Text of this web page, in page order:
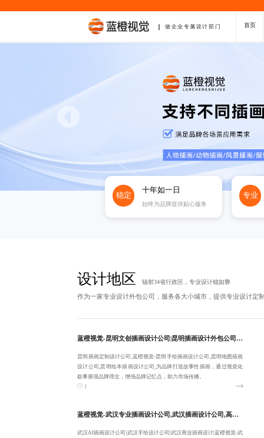
做企业专属设计部门 首页
稳定
十年如一日
始终为品牌提供贴心服务
专业
设计地区 辐射34省行政区，专业设计稳如磐
作为一家专业设计外包公司，服务各大小城市，提供专业设计定
蓝橙视觉-昆明文创插画设计公司|昆明插画设计外包公司|优秀昆明插画定制设计公司|昆明手绘插画设计公司-服务性价比高
昆明插画定制设计公司,蓝橙视觉-昆明手绘插画设计公司,昆明地图插画
设计公司,昆明绘本插画设计公司,为品牌打造故事性插画，通过视觉化
叙事展现品牌理念，增强品牌记忆点，助力市场传播。
1
蓝橙视觉-武汉专业插画设计公司,武汉插画设计公司,高端武汉AI插画设计公司-彰显品牌个性:18380455092
武汉AI插画设计公司|武汉手绘设计公司|武汉商业插画设计|蓝橙视觉-武